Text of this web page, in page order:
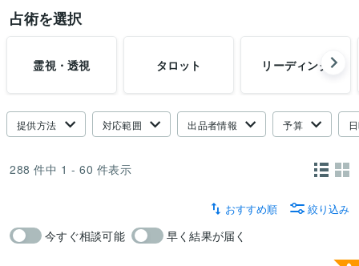
占術を選択
霊視・透視 タロット リーディング
提供方法 対応範囲 出品者情報 予算
288 件中 1 - 60 件表示
今すぐ相談可能 早く結果が届く
おすすめ順 絞り込み